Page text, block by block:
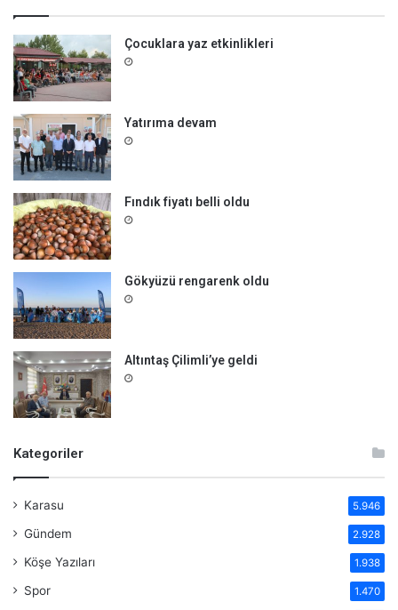
Çocuklara yaz etkinlikleri
Yatırıma devam
Fındık fiyatı belli oldu
Gökyüzü rengarenk oldu
Altıntaş Çilimli’ye geldi
Kategoriler
Karasu 5.946
Gündem 2.928
Köşe Yazıları 1.938
Spor 1.470